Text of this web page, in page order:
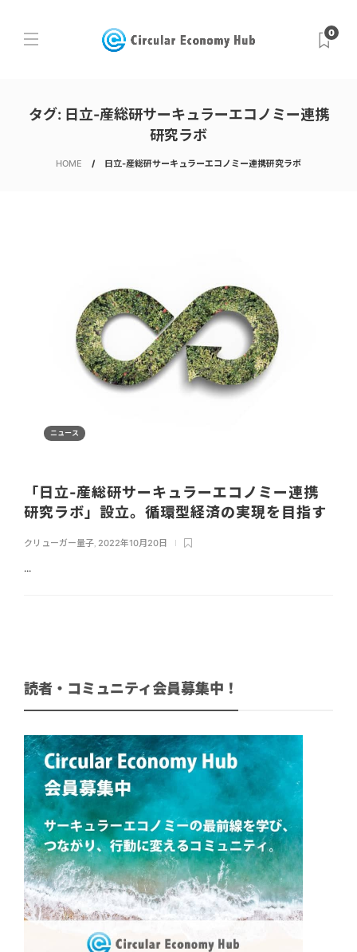
0
タグ: 日立-産総研サーキュラーエコノミー連携
研究ラボ
HOME 日立-産総研サーキュラーエコノミー連携研究ラボ
ニュース
「日立-産総研サーキュラーエコノミー連携
研究ラボ」設立。循環型経済の実現を目指す
クリューガー量子 2022年10月20日
...
読者・コミュニティ会員募集中！